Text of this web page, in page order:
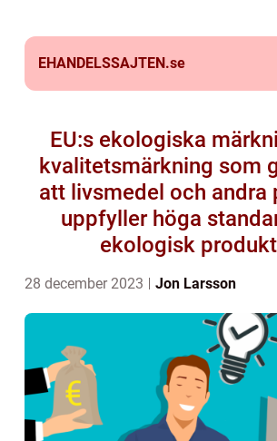
EHANDELSSAJTEN.se
EU:s ekologiska
kvalitetsmärkning som
att livsmedel och andra
uppfyller höga
ekologisk
28 december 2023 Jon Larsson